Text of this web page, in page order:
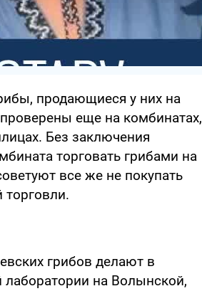
продающиеся у них на
еще на комбинатах,
Без заключения
торговать грибами на
все же не покупать
торговли.
грибов делают в
на Волынской,